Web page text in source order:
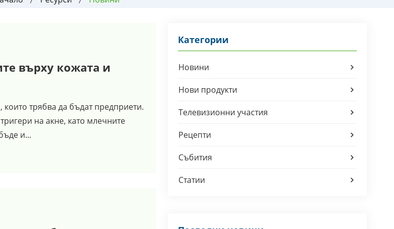
върху кожата и
трябва да бъдат предприети.
на акне, като млечните
и...
Категории
Новини
Нови продукти
Телевизионни участия
Рецепти
Събития
Статии